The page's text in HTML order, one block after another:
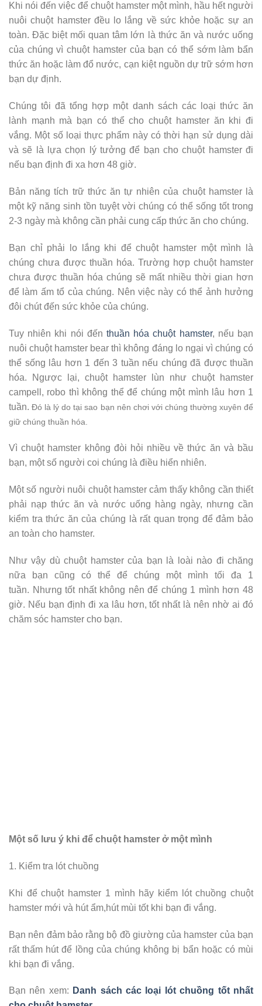
Khi nói đến việc để chuột hamster một mình, hầu hết người
nuôi chuột hamster đều lo lắng về sức khỏe hoặc sự an
toàn. Đặc biệt mối quan tâm lớn là thức ăn và nước uống
của chúng vì chuột hamster của bạn có thể sớm làm bẩn
thức ăn hoặc làm đổ nước, cạn kiệt nguồn dự trữ sớm hơn
bạn dự định.
Chúng tôi đã tổng hợp một danh sách các loại thức ăn
lành mạnh mà bạn có thể cho chuột hamster ăn khi đi
vắng. Một số loại thực phẩm này có thời hạn sử dụng dài
và sẽ là lựa chọn lý tưởng để bạn cho chuột hamster đi
nếu bạn định đi xa hơn 48 giờ.
Bản năng tích trữ thức ăn tự nhiên của chuột hamster là
một kỹ năng sinh tồn tuyệt vời chúng có thể sống tốt trong
2-3 ngày mà không cần phải cung cấp thức ăn cho chúng.
Bạn chỉ phải lo lắng khi để chuột hamster một mình là
chúng chưa được thuần hóa. Trường hợp chuột hamster
chưa được thuần hóa chúng sẽ mất nhiều thời gian hơn
để làm ấm tổ của chúng. Nên việc này có thể ảnh hưởng
đôi chút đến sức khỏe của chúng.
Tuy nhiên khi nói đến thuần hóa chuột hamster, nếu bạn
nuôi chuột hamster bear thì không đáng lo ngại vì chúng có
thể sống lâu hơn 1 đến 3 tuần nếu chúng đã được thuần
hóa. Ngược lại, chuột hamster lùn như chuột hamster
campell, robo thì không thể để chúng một mình lâu hơn 1
tuần.Đó là lý do tại sao bạn nên chơi với chúng thường xuyên để
giữ chúng thuần hóa.
Vì chuột hamster không đòi hỏi nhiều về thức ăn và bầu
bạn, một số người coi chúng là điều hiển nhiên.
Một số người nuôi chuột hamster cảm thấy không cần thiết
phải nạp thức ăn và nước uống hàng ngày, nhưng cần
kiểm tra thức ăn của chúng là rất quan trọng để đảm bảo
an toàn cho hamster.
Như vậy dù chuột hamster của bạn là loài nào đi chăng
nữa bạn cũng có thể để chúng một mình tối đa 1
tuần. Nhưng tốt nhất không nên để chúng 1 mình hơn 48
giờ. Nếu bạn định đi xa lâu hơn, tốt nhất là nên nhờ ai đó
chăm sóc hamster cho bạn.
Một số lưu ý khi để chuột hamster ở một mình
1. Kiểm tra lót chuồng
Khi để chuột hamster 1 mình hãy kiểm lót chuồng chuột
hamster mới và hút ẩm,hút mùi tốt khi bạn đi vắng.
Bạn nên đảm bảo rằng bộ đồ giường của hamster của bạn
rất thấm hút để lồng của chúng không bị bẩn hoặc có mùi
khi bạn đi vắng.
Bạn nên xem: Danh sách các loại lót chuồng tốt nhất